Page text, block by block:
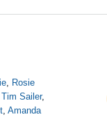
Rosie
,Tim Sailer,
,Amanda